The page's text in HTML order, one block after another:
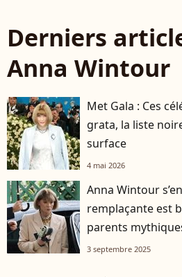
Derniers
Anna Wintour
Met Gala : Ces
grata, la liste
surface
4 mai 2026
Anna Wintour
remplaçante est
parents
3 septembre 2025